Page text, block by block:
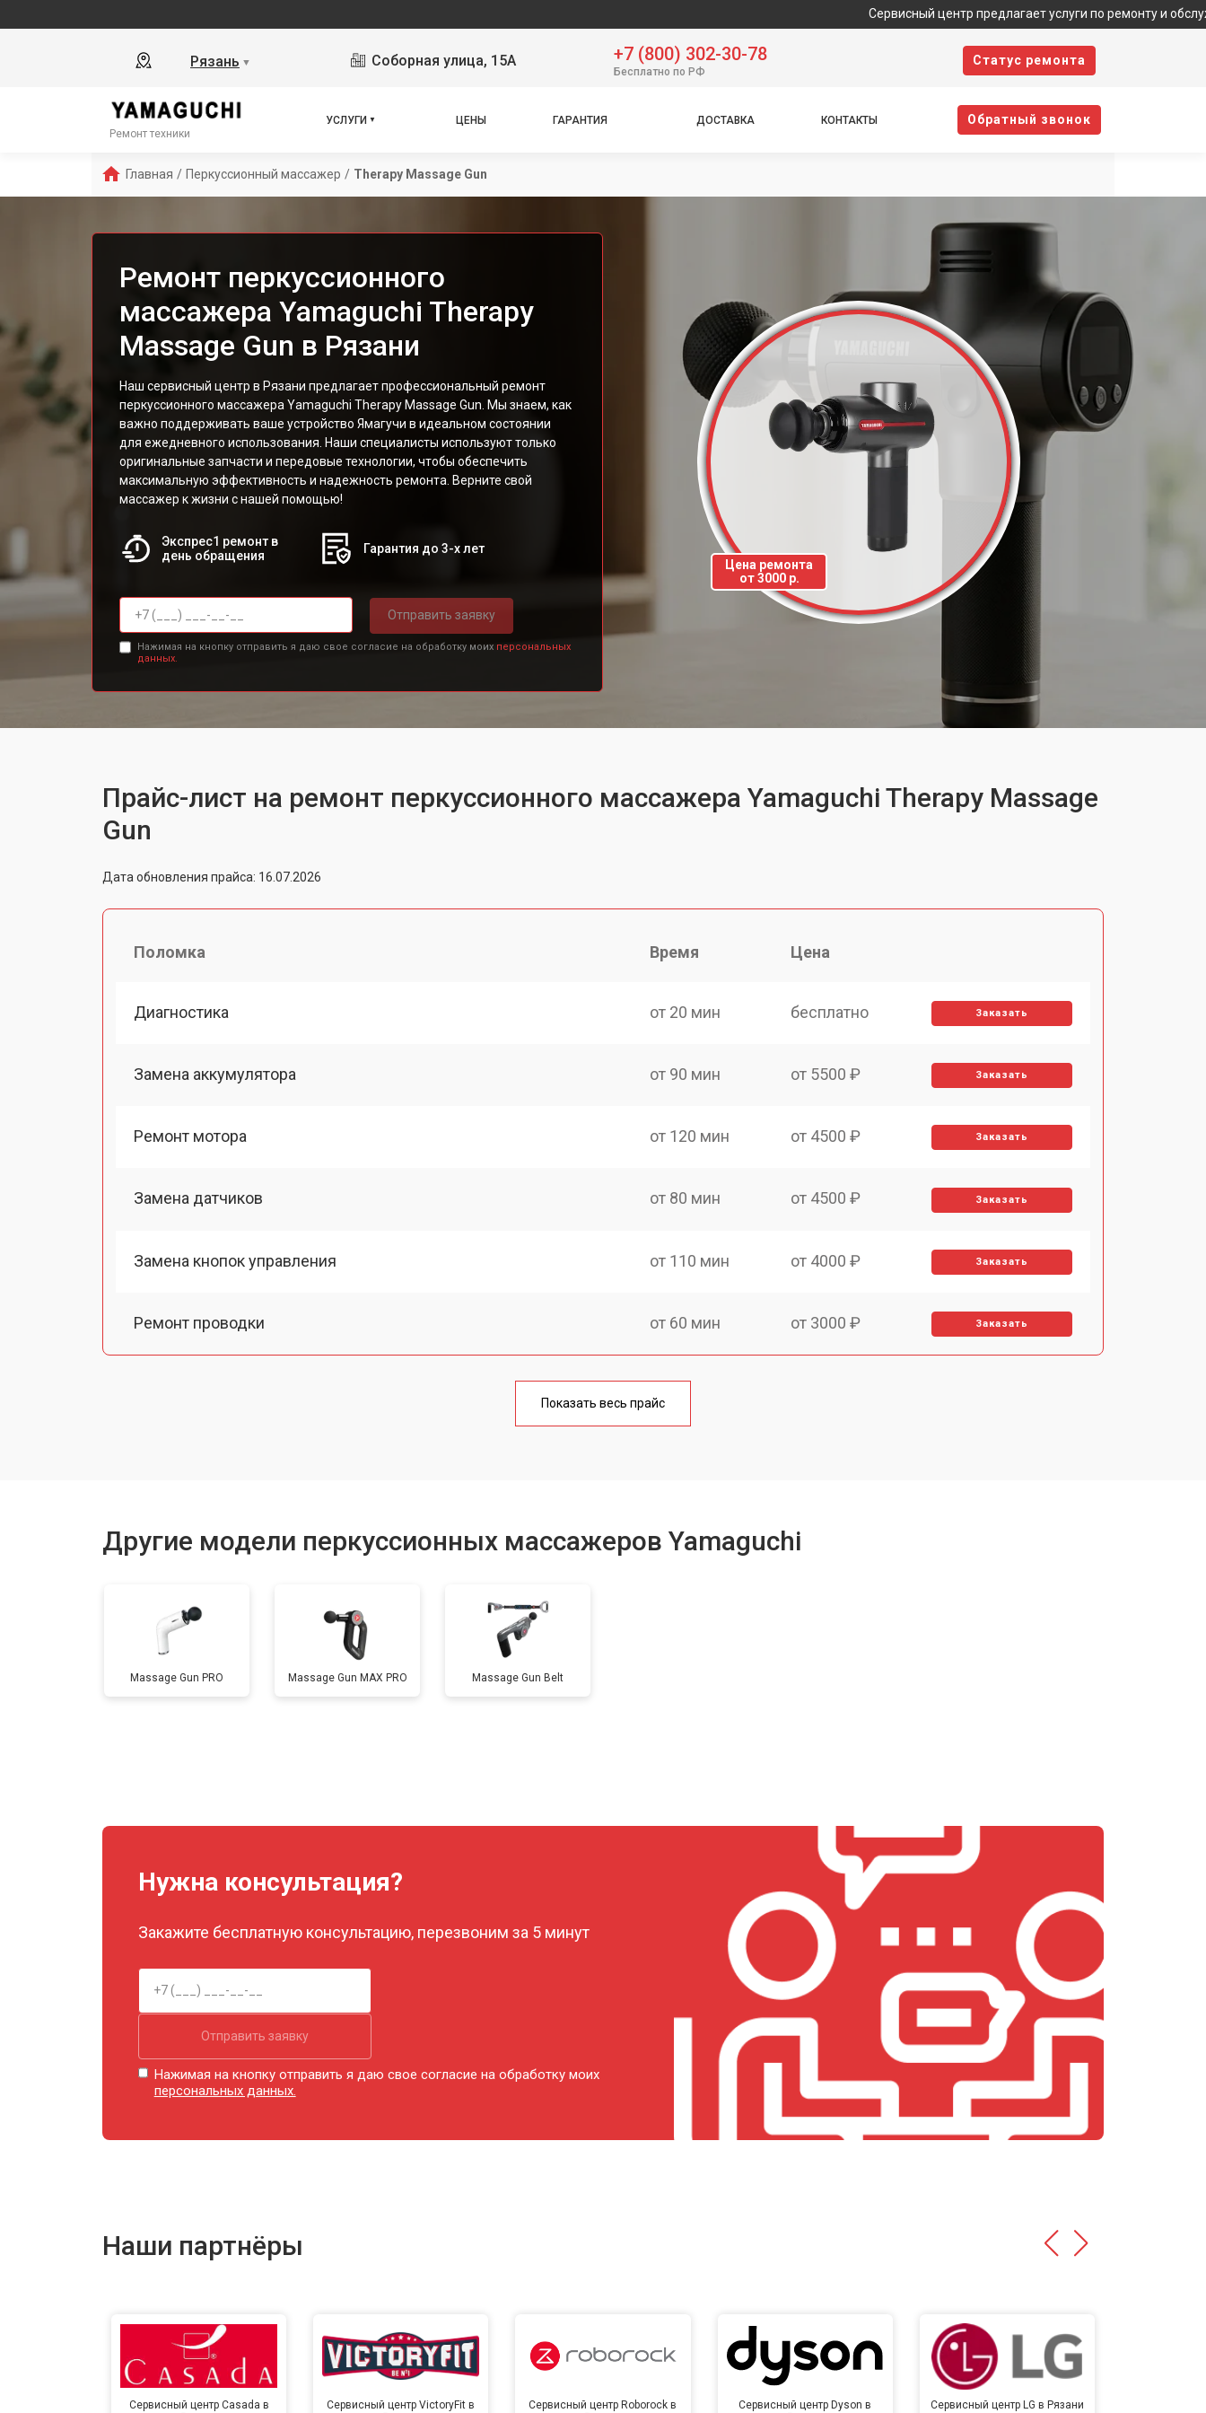
Сервисный центр предлагает услуги по ремонту и
Рязань ▼ Соборная улица, 15А +7 (800) 302-30-78
Бесплатно по РФ
Cтатус ремонта
Ремонт техники
УСЛУГИ ЦЕНЫ ГАРАНТИЯ ДОСТАВКА КОНТАКТЫ Oбратный звонок
Главная / Перкуссионный массажер / Therapy Massage Gun
Ремонт перкуссионного
массажера Yamaguchi Therapy
Massage Gun в Рязани
Наш сервисный центр в Рязани предлагает профессиональный ремонт
перкуссионного массажера Yamaguchi Therapy Massage Gun. Мы знаем, как
важно поддерживать ваше устройство Ямагучи в идеальном состоянии
для ежедневного использования. Наши специалисты используют только
оригинальные запчасти и передовые технологии, чтобы обеспечить
максимальную эффективность и надежность ремонта. Верните свой
массажер к жизни с нашей помощью!
Экспрес1 ремонт в
день обращения
Гарантия до 3-х лет
Отправить заявку
Нажимая на кнопку отправить я даю свое согласие на обработку моих персональных
данных.
Цена ремонта
от 3000 р.
Прайс-лист на ремонт перкуссионного массажера Yamaguchi Therapy Massage
Gun
Дата обновления прайса: 16.07.2026
Поломка Время Цена
Диагностика от 20 мин бесплатно Заказать
Замена аккумулятора от 90 мин от 5500 ₽ Заказать
Ремонт мотора от 120 мин от 4500 ₽ Заказать
Замена датчиков от 80 мин от 4500 ₽ Заказать
Замена кнопок управления от 110 мин от 4000 ₽ Заказать
Ремонт проводки от 60 мин от 3000 ₽ Заказать
от 120 мин
Показать весь прайс
Другие модели перкуссионных массажеров Yamaguchi
Massage Gun PRO Massage Gun MAX PRO Massage Gun Belt
Нужна консультация?
Закажите бесплатную консультацию, перезвоним за 5 минут
Отправить заявку
Нажимая на кнопку отправить я даю свое согласие на обработку моих
персональных данных.
Наши партнёры
Сервисный центр Casada в
Сервисный центр VictoryFit в
Сервисный центр Roborock в
Сервисный центр Dyson в
Сервисный центр LG в Рязани